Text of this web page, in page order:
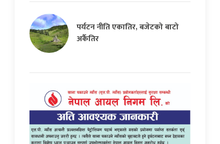
पर्यटन नीति एकातिर, बजेटको बाटो
अर्कैतिर